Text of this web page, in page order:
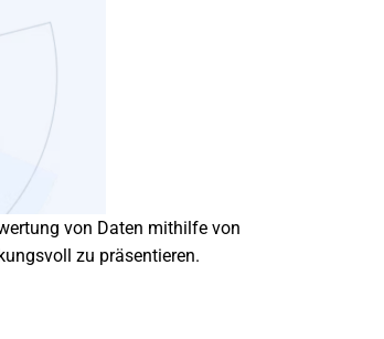
von Daten mithilfe von
zu präsentieren.